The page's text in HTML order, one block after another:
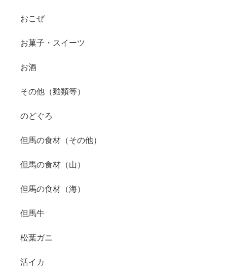
おこぜ
お菓子・スイーツ
お酒
その他（麺類等）
のどぐろ
但馬の食材（その他）
但馬の食材（山）
但馬の食材（海）
但馬牛
松葉ガニ
活イカ